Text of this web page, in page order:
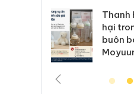
Thanh Hóa: Tìm bị
hại trong vụ án
buôn bán bình sữa